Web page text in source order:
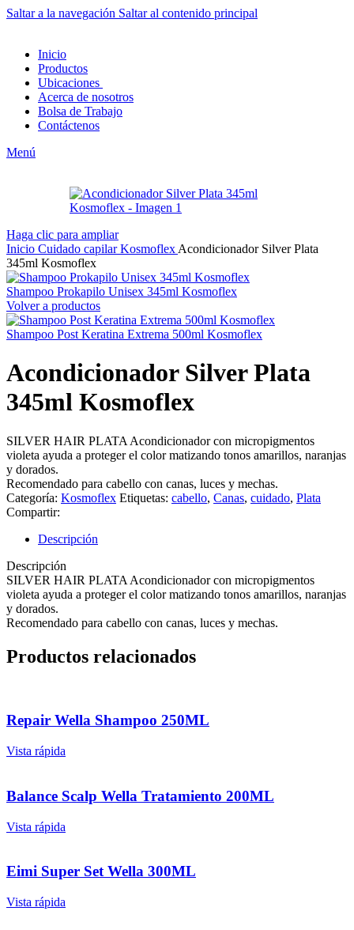
Saltar a la navegación Saltar al contenido principal
Inicio
Productos
Ubicaciones
Acerca de nosotros
Bolsa de Trabajo
Contáctenos
Menú
Haga clic para ampliar
Inicio Cuidado capilarKosmoflex Acondicionador Silver Plata
345ml Kosmoflex
Shampoo Prokapilo Unisex 345ml Kosmoflex
Volver a productos
Shampoo Post Keratina Extrema 500ml Kosmoflex
Acondicionador Silver Plata
345ml Kosmoflex
SILVER HAIR PLATA Acondicionador con micropigmentos
violeta ayuda a proteger el color matizando tonos amarillos, naranjas
y dorados.
Recomendado para cabello con canas, luces y mechas.
Categoría: Kosmoflex Etiquetas: cabello, Canas, cuidado, Plata
Compartir:
Descripción
Descripción
SILVER HAIR PLATA Acondicionador con micropigmentos
violeta ayuda a proteger el color matizando tonos amarillos, naranjas
y dorados.
Recomendado para cabello con canas, luces y mechas.
Productos relacionados
Repair Wella Shampoo 250ML
Vista rápida
Balance Scalp Wella Tratamiento 200ML
Vista rápida
Eimi Super Set Wella 300ML
Vista rápida